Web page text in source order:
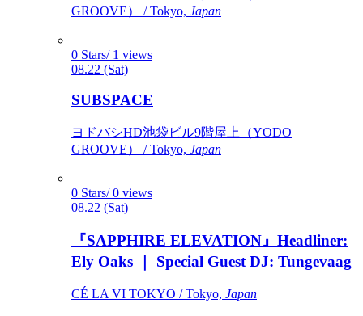
GROOVE） / Tokyo, Japan
0 Stars/ 1 views
08.22 (Sat)
SUBSPACE
ヨドバシHD池袋ビル9階屋上（YODO
GROOVE） / Tokyo, Japan
0 Stars/ 0 views
08.22 (Sat)
『SAPPHIRE ELEVATION』Headliner:
Ely Oaks ｜ Special Guest DJ: Tungevaag
CÉ LA VI TOKYO / Tokyo, Japan